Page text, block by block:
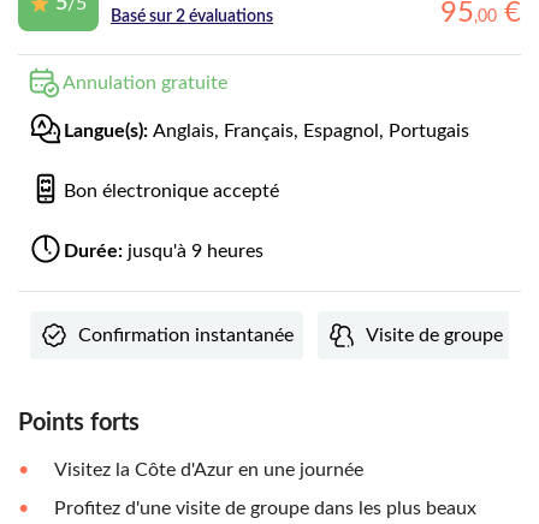
Basé sur 2 évaluations 95,00 €
Annulation gratuite
Langue(s): Anglais, Français, Espagnol, Portugais
Bon électronique accepté
Durée: jusqu'à 9 heures
Confirmation instantanée Visite de groupe
Points forts
Visitez la Côte d'Azur en une journée
Profitez d'une visite de groupe dans les plus beaux